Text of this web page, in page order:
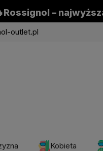
–
outlet.pl
Kobieta